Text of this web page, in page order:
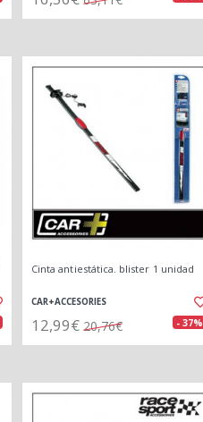
Cinta antiestática. blister 1 unidad
CAR+ACCESORIES
12,99€ 20,76€ - 37%